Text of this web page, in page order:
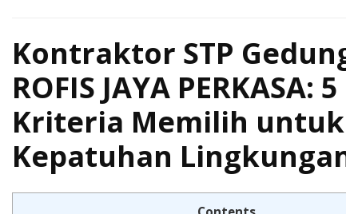
PT
ROFIS
JAYA
5
Memilih
Kontraktor STP Gedung
ROFIS JAYA PERKASA: 5
Kriteria Memilih untuk
Kepatuhan Lingkungan